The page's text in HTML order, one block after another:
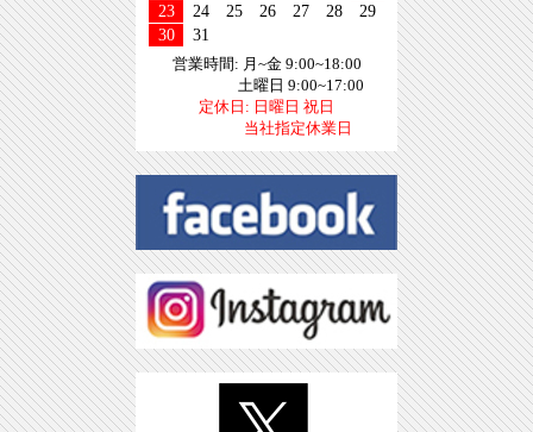
23
24 25 26 27 28
29
30
31
営業時間: 月~金 9:00~18:00
土曜日 9:00~17:00
定休日: 日曜日 祝日
当社指定休業日